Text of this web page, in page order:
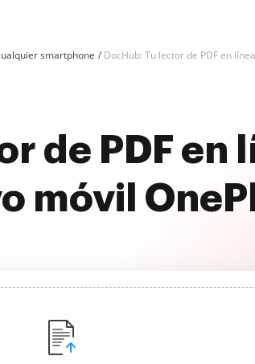
smartphone DocHub: Tu lector de PDF en
de PDF en
móvil